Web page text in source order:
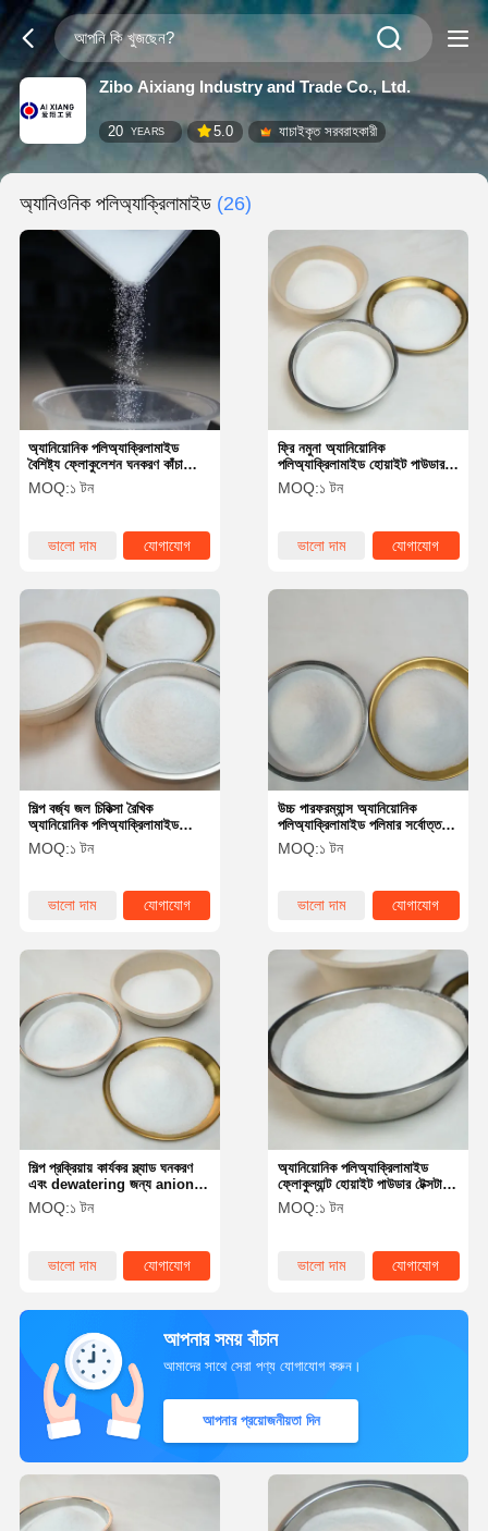
Zibo Aixiang Industry and Trade Co., Ltd.
20 YEARS 5.0 যাচাইকৃত সরবরাহকারী
অ্যানিওনিক পলিঅ্যাক্রিলামাইড (26)
অ্যানিয়োনিক পলিঅ্যাক্রিলামাইড
বৈশিষ্ট্য ফ্লোকুলেশন ঘনকরণ কাঁচা
ড্রাগ হ্রাস এবং ছড়িয়ে পড়া
MOQ:১ টন
ভালো দাম যোগাযোগ
ফ্রি নমুনা অ্যানিয়োনিক
পলিঅ্যাক্রিলামাইড হোয়াইট পাউডার
ডিসপ্লে টাইম ≤60 মিনিট
MOQ:১ টন
ভালো দাম যোগাযোগ
শিল্প বর্জ্য জল চিকিত্সা রৈখিক
অ্যানিয়োনিক পলিঅ্যাক্রিলামাইড
ফ্লকুল্যান্ট / পিএএম দ্রবীভূত সময়≤60
মিনিট
MOQ:১ টন
ভালো দাম যোগাযোগ
উচ্চ পারফরম্যান্স অ্যানিয়োনিক
পলিঅ্যাক্রিলামাইড পলিমার সর্বোত্তম
জল চিকিত্সার প্রয়োজনের জন্য
MOQ:১ টন
ভালো দাম যোগাযোগ
শিল্প প্রক্রিয়ায় কার্যকর স্ল্যাড ঘনকরণ
এবং dewatering জন্য anionic
Polyacrylamide
MOQ:১ টন
ভালো দাম যোগাযোগ
অ্যানিয়োনিক পলিঅ্যাক্রিলামাইড
ফ্লোকুল্যান্ট হোয়াইট পাউডার টেক্সটাইল
ডাইংয়ের জন্য
MOQ:১ টন
ভালো দাম যোগাযোগ
আপনার সময় বাঁচান
আমাদের সাথে সেরা পণ্য যোগাযোগ করুন।
আপনার প্রয়োজনীয়তা দিন